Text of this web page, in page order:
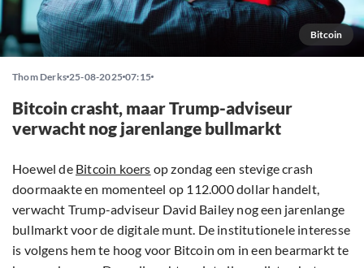
Bitcoin
Thom Derks 25-08-2025 07:15
Bitcoin crasht, maar Trump-adviseur
verwacht nog jarenlange bullmarkt
Hoewel de Bitcoin koers op zondag een stevige crash
doormaakte en momenteel op 112.000 dollar handelt,
verwacht Trump-adviseur David Bailey nog een jarenlange
bullmarkt voor de digitale munt. De institutionele interesse
is volgens hem te hoog voor Bitcoin om in een bearmarkt te